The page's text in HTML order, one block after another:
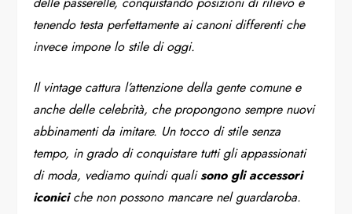
tenendo testa perfettamente ai canoni differenti che
invece impone lo stile di oggi.
Il vintage cattura l’attenzione della gente comune e
anche delle celebrità, che propongono sempre nuovi
abbinamenti da imitare. Un tocco di stile senza
tempo, in grado di conquistare tutti gli appassionati
di moda, vediamo quindi qualisono gli accessori
iconiciche non possono mancare nel guardaroba.